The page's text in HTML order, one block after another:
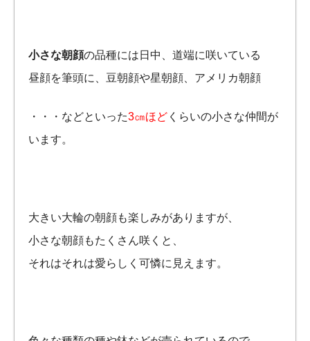
小さな朝顔の品種には日中、道端に咲いている
昼顔を筆頭に、豆朝顔や星朝顔、アメリカ朝顔
・・・などといった3㎝ほど くらいの小さな仲間が
います。
大きい大輪の朝顔も楽しみがありますが、
小さな朝顔もたくさん咲くと、
それはそれは愛らしく可憐に見えます。